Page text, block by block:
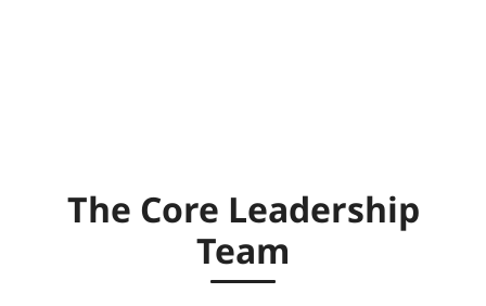
The Core Leadership
Team